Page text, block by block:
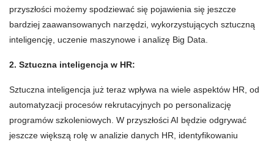
przyszłości możemy spodziewać się pojawienia się jeszcze
bardziej zaawansowanych narzędzi, wykorzystujących sztuczną
inteligencję, uczenie maszynowe i analizę Big Data.
2. Sztuczna inteligencja w HR:
Sztuczna inteligencja już teraz wpływa na wiele aspektów HR, od
automatyzacji procesów rekrutacyjnych po personalizację
programów szkoleniowych. W przyszłości AI będzie odgrywać
jeszcze większą rolę w analizie danych HR, identyfikowaniu